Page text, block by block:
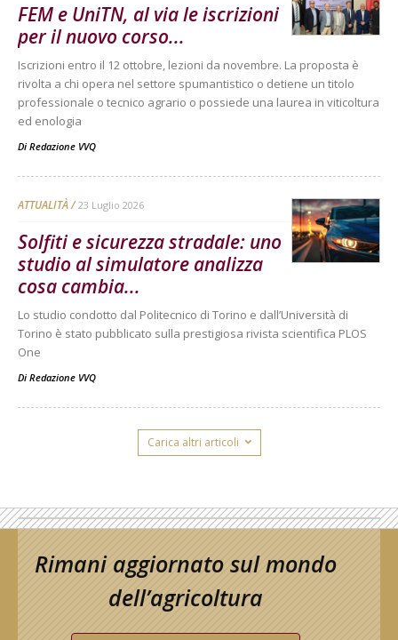
FEM e UniTN, al via le iscrizioni
per il nuovo corso...
Iscrizioni entro il 12 ottobre, lezioni da novembre. La proposta è
rivolta a chi opera nel settore spumantistico o detiene un titolo
professionale o tecnico agrario o possiede una laurea in viticoltura
ed enologia
Di Redazione VVQ
ATTUALITÀ 23 Luglio 2026
Solfiti e sicurezza stradale: uno
studio al simulatore analizza
cosa cambia...
Lo studio condotto dal Politecnico di Torino e dall’Università di
Torino è stato pubblicato sulla prestigiosa rivista scientifica PLOS
One
Di Redazione VVQ
Carica altri articoli
Rimani aggiornato sul mondo
dell’agricoltura